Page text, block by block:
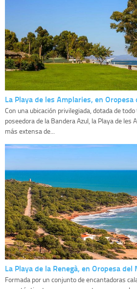
La Playa de les Amplaries, en Oropesa
Con una ubicación privilegiada, dotada de
poseedora de la Bandera Azul, la Playa de les
más extensa de...
La Playa de la Renegà, en Oropesa del
Formada por un conjunto de encantadoras